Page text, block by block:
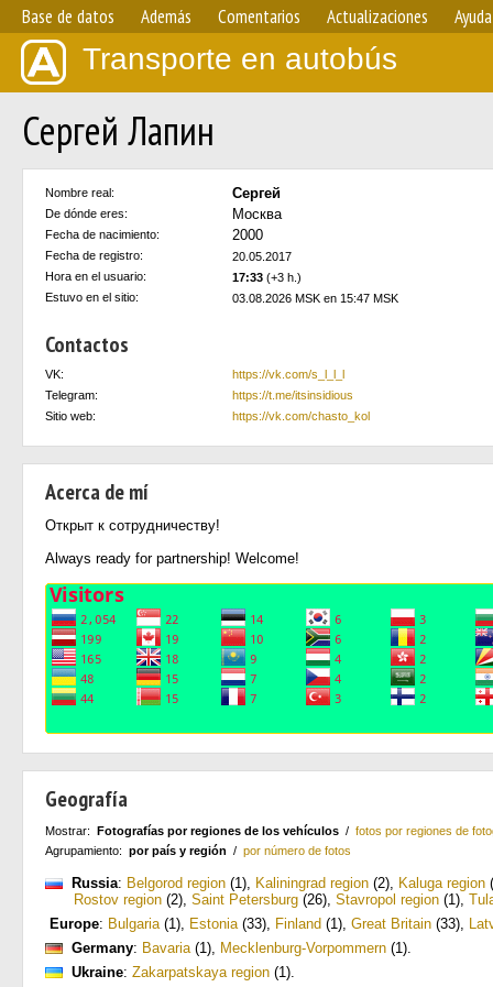
Base de datos Además Comentarios Actualizaciones Ayuda
Transporte en autobús
Сергей Лапин
Nombre real: Сергей
De dónde eres: Москва
Fecha de nacimiento: 2000
Fecha de registro:
20.05.2017
Hora en el usuario:
17:33 (+3 h.)
Estuvo en el sitio:
03.08.2026 MSK en 15:47 MSK
Contactos
VK:
https://vk.com/s_l_l_l
Telegram:
https://t.me/itsinsidious
Sitio web:
https://vk.com/chasto_kol
Acerca de mí
Открыт к сотрудничеству!
Always ready for partnership! Welcome!
Geografía
Mostrar: Fotografías por regiones de los vehículos / fotos por regiones de
Agrupamiento: por país y región / por número de fotos
Russia: Belgorod region (1), Kaliningrad region (2), Kaluga region
Rostov region (2), Saint Petersburg (26), Stavropol region (1),
Europe: Bulgaria(1), Estonia(33), Finland (1), Great Britain (33),
Germany: Bavaria(1), Mecklenburg-Vorpommern (1).
Ukraine: Zakarpatskaya region (1).